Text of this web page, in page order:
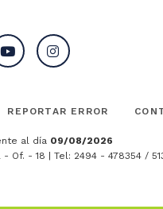
REPORTAR ERROR
al día 09/08/2026
Of. - 18 | Tel: 2494 - 478354 /